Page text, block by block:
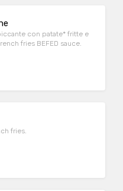
con patate* fritte e
fries BEFED sauce.
fries.